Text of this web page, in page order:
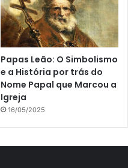
Papas Leão: O Simbolismo
e a História por trás do
Nome Papal que Marcou a
Igreja
16/05/2025